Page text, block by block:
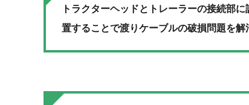
トラクターヘッドとトレーラーの接続部に
置することで渡りケーブルの破損問題を解